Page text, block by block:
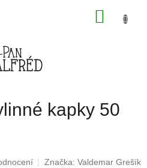
kapky 50
Značka: Valdemar Grešík